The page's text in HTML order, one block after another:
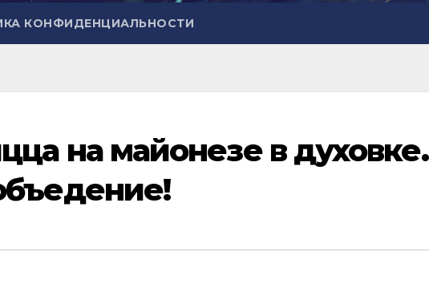
КОНФИДЕНЦИАЛЬНОСТИ
на майонезе в духовке.